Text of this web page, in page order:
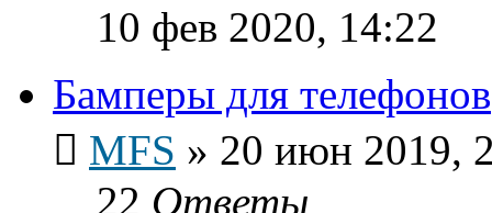
10 фев 2020, 14:22
Бамперы для телефонов
MFS » 20 июн 2019,
22 Ответы